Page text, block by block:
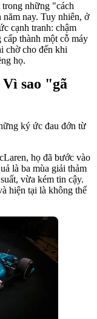
những "cách
nay. Tuy nhiên, ở
cạnh tranh: chậm
thành một cỗ máy
chờ cho đến khi
họ.
sao "gã
ký ức đau đớn từ
họ đã bước vào
là ba mùa giải thảm
vừa kém tin cậy.
hiện tại là không thể